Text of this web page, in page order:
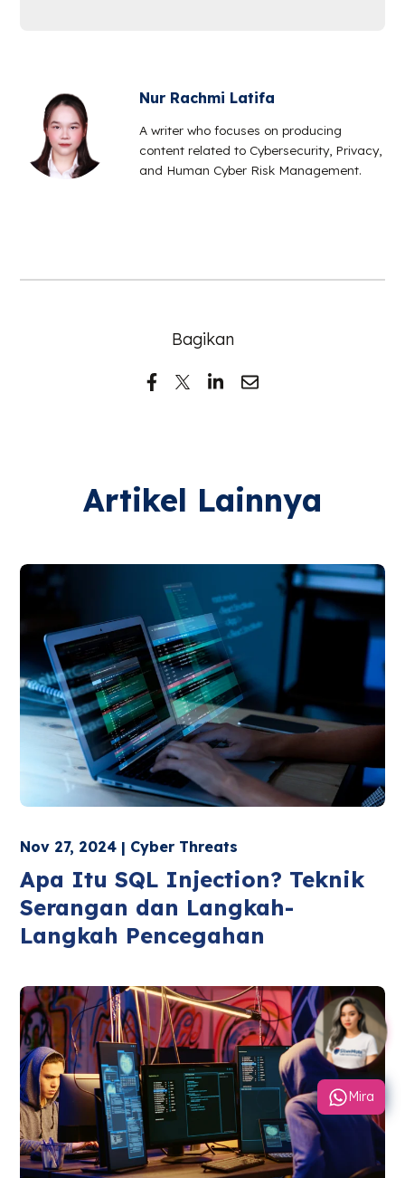
Nur Rachmi Latifa
A writer who focuses on producing
content related to Cybersecurity, Privacy,
and Human Cyber Risk Management.
Bagikan
Artikel Lainnya
Nov 27, 2024 | Cyber Threats
Apa Itu SQL Injection? Teknik
Serangan dan Langkah-
Langkah Pencegahan
Mira